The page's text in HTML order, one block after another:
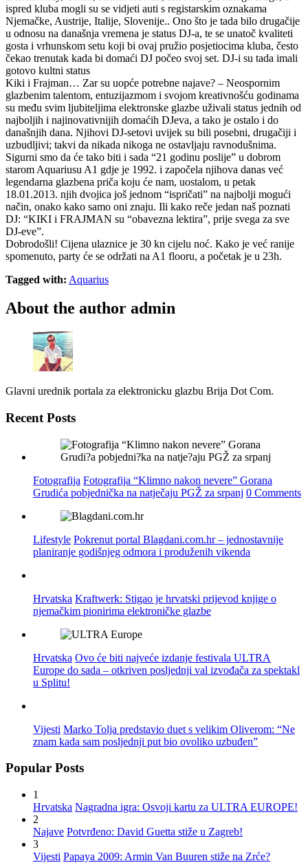
ispred kluba mogli su se vidjeti auti s registarskim oznakama
Njemačke, Austrije, Italije, Slovenije.. Ono što je tada bilo drugačije
u odnosu na današnja vremena je status DJ-a, te se unatoč kvaliteti
gosta i vrhunskom setu koji bi ovaj pružio posjetiocima kluba, često
čekao trenutak kada bi domaći DJ počeo svoj set. DJ-i su tada imali
gotovo kultni status
Kiki i Frajman… Zar su uopće potrebne najave? – Neospornim
glazbenim talentom, entuzijazmom i svojom kreativnošću godinama
su među svim ljubiteljima elektronske glazbe uživali status jednih od
najboljih i najinovativnijih domaćih DJeva, a tako je ostalo i do
današnjih dana. Njihovi DJ-setovi uvijek su bili posebni, drugačiji i
uzbudljivi; takvi da nikada nikoga ne ostavljaju ravnodušnima.
Sigurni smo da će tako biti i sada “21 godinu poslije” u dobrom
starom Aquariusu A1 gdje je 1992. i započela njihova danas već
legendarna glazbena priča koju će nam, uostalom, u petak
18.01.2013. njih dvojica još jednom “ispričati” na najbolji mogući
način, onako kako samo oni znaju. Ili kako reče jedan naš poznati
DJ: “KIKI i FRAJMAN su “obavezna lektira”, prije svega za sve
DJ-eve”.
Dobrodošli! Cijena ulaznice je 30 kn cijelu noć. Kako je već ranije
spomenuto, party će se održati na A1 flooru, a početak je u 23h.
Tagged with: Aquarius
About the author admin
Glavni urednik portala za elektronicku glazbu Brija Dot Com.
Recent Posts
Fotografija Fotografija “Klimno nakon nevere” Gorana
Grudića pobjednička na natječaju PGŽ za srpanj 0 Comments
Lifestyle Pokrenut portal Blagdani.com.hr – jednostavnije
planiranje godišnjeg odmora i produženih vikenda
Hrvatska Kraftwerk: Stigao je hrvatski prijevod knjige o
njemačkim pionirima elektroničke glazbe
Hrvatska Ovo će biti najveće izdanje festivala ULTRA
Europe do sada – otkriven posljednji val izvođača za spektakl
u Splitu!
Vijesti Marko Tolja predstavio duet s velikim Oliverom: “Ne
znam kada sam posljednji put bio ovoliko uzbuđen”
Popular Posts
1
Hrvatska Nagradna igra: Osvoji kartu za ULTRA EUROPE!
2
Najave Potvrđeno: David Guetta stiže u Zagreb!
3
Vijesti Papaya 2009: Armin Van Buuren stiže na Zrće?